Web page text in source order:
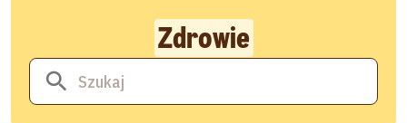
Zdrowie